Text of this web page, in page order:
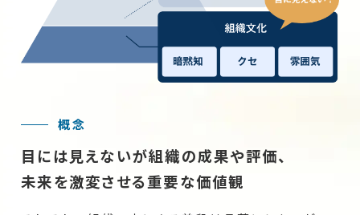
概念
目には見えないが組織の成果や評価、
未来を激変させる重要な価値観